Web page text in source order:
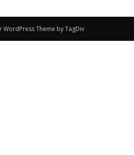
WordPress Theme by TagDiv